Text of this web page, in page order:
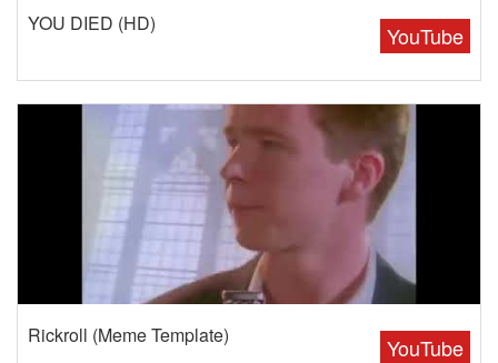
YouTube
YOU DIED (HD)
YouTube
Rickroll (Meme Template)